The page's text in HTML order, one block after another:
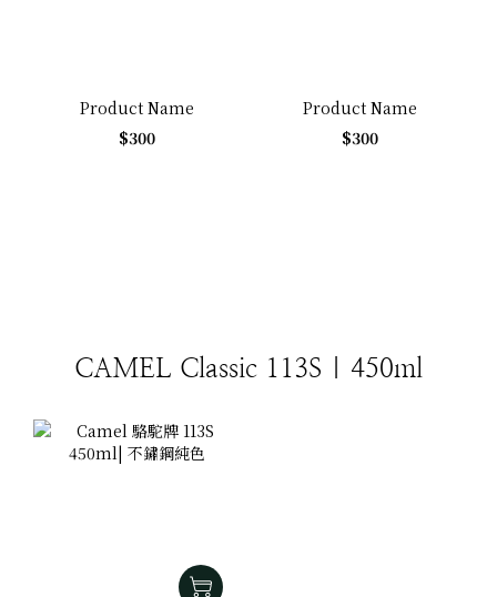
Product Name
$300
Product Name
$300
CAMEL Classic 113S | 450ml